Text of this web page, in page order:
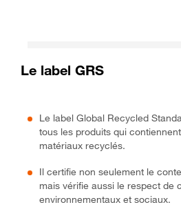
Le label GRS
Le label Global Recycled
tous les produits qui
matériaux recyclés.
Il certifie non seulement le
mais vérifie aussi le respect de
environnementaux et sociaux.